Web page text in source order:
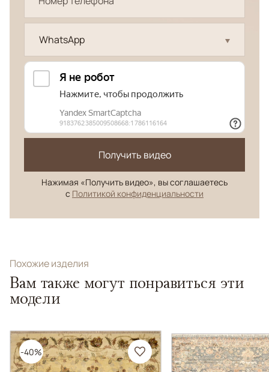
WhatsApp
Получить видео
Нажимая «Получить видео», вы соглашаетесь
с Политикой конфиденциальности
Похожие изделия
Вам также могут понравиться эти
модели
-40%